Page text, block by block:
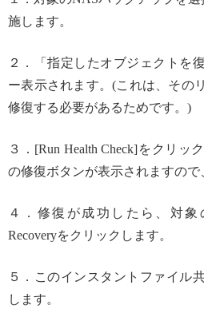
施します。
２．「指定したオブジェクトを
ー表示されます。(これは、その
修復する必要があるためです。)
３．[Run Health Check]をクリッ
の修復ボタンが表示されますので
４．修復が成功したら、対象
Recoveryをクリックします。
５．このインスタントファイル
します。